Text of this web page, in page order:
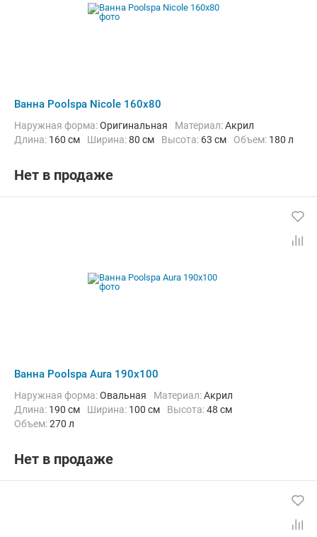
Ванна Poolspa Nicole 160x80
Наружная форма:Оригинальная Материал:Акрил
Длина: 160 см Ширина:80 см Высота: 63 см Объем: 180 л
Нет в продаже
Ванна Poolspa Aura 190x100
Наружная форма:Овальная Материал:Акрил
Длина: 190 см Ширина: 100 см Высота:48 см
Объем:270 л
Нет в продаже